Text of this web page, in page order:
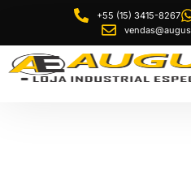
+55 (15) 3415-8267